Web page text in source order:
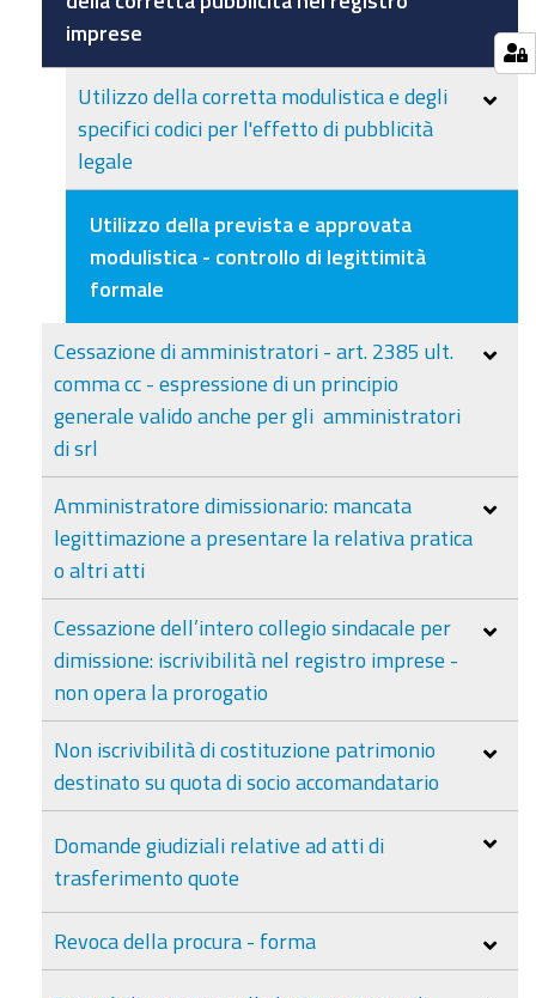
imprese
Utilizzo della corretta modulistica e degli
specifici codici per l'effetto di pubblicità
legale
Utilizzo della prevista e approvata
modulistica - controllo di legittimità
formale
Cessazione di amministratori - art. 2385 ult.
comma cc - espressione di un principio
generale valido anche per gli amministratori
di srl
Amministratore dimissionario: mancata
legittimazione a presentare la relativa pratica
o altri atti
Cessazione dell’intero collegio sindacale per
dimissione: iscrivibilità nel registro imprese -
non opera la prorogatio
Non iscrivibilità di costituzione patrimonio
destinato su quota di socio accomandatario
Domande giudiziali relative ad atti di
trasferimento quote
Revoca della procura - forma